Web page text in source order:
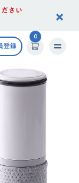
さい
×
登録
0